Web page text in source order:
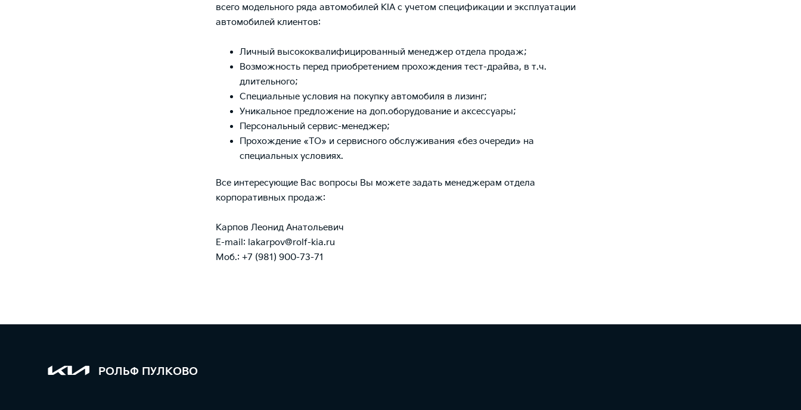
всего модельного ряда автомобилей KIA с учетом спецификации и эксплуатации
автомобилей клиентов:
Личный высококвалифицированный менеджер отдела продаж;
Возможность перед приобретением прохождения тест-драйва, в т.ч.
длительного;
Специальные условия на покупку автомобиля в лизинг;
Уникальное предложение на доп.оборудование и аксессуары;
Персональный сервис-менеджер;
Прохождение «ТО» и сервисного обслуживания «без очереди» на
специальных условиях.
Все интересующие Вас вопросы Вы можете задать менеджерам отдела
корпоративных продаж:
Карпов Леонид Анатольевич
E-mail: lakarpov@rolf-kia.ru
Моб.: +7 (981) 900-73-71
РОЛЬФ ПУЛКОВО